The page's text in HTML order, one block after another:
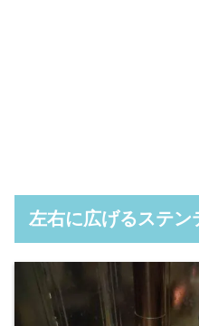
左右に広げるステン